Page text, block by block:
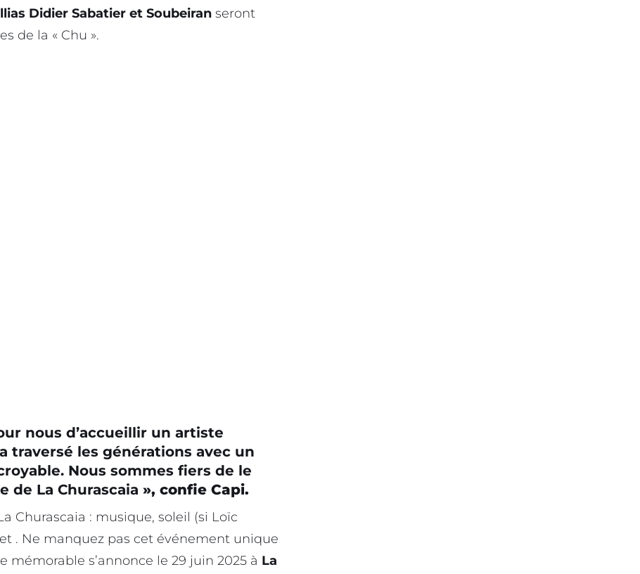
Didier Sabatier et Soubeiran seront
de la « Chu ».
nous d’accueillir un artiste
traversé les générations avec un
Nous sommes fiers de le
de La Churascaia », confie Capi.
Churascaia : musique, soleil (si Loïc
. Ne manquez pas cet événement unique
s’annonce le 29 juin 2025 à La